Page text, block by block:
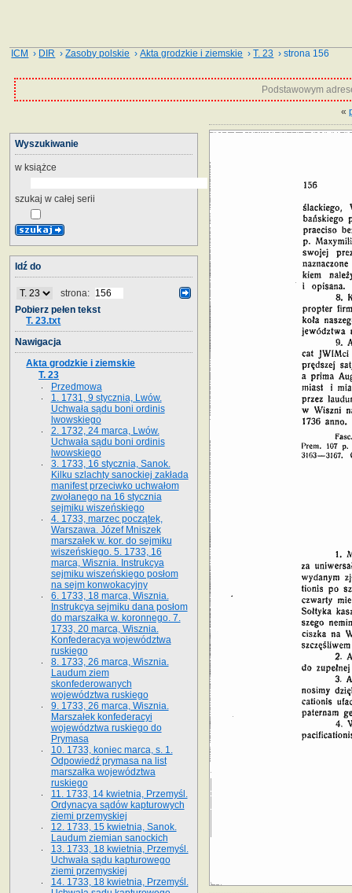
ICM › DIR ›Zasoby polskie ›Akta grodzkie i ziemskie ›T. 23 › strona 156
Podstawowym
«
Wyszukiwanie
w książce
szukaj w całej serii
Idź do
strona:
Pobierz pełen tekst
T. 23.txt
Nawigacja
Akta grodzkie i ziemskie
T. 23
Przedmowa
1. 1731, 9 stycznia, Lwów.
Uchwała sądu boni ordinis
lwowskiego
2. 1732, 24 marca, Lwów.
Uchwała sądu boni ordinis
lwowskiego
3. 1733, 16 stycznia, Sanok.
Kilku szlachty sanockiej zakłada
manifest przeciwko uchwałom
zwołanego na 16 stycz­nia
sejmiku wiszeńskiego
4. 1733, marzec początek,
Warszawa. Józef Mniszek
marszałek w. kor. do sejmiku
wiszeńskiego. 5. 1733, 16
marca, Wisznia. Instrukcya
sejmiku wiszeńskiego posłom
na sejm konwokacyjny
6. 1733, 18 marca, Wisznia.
Instrukcya sejmiku dana posłom
do marszałka w. koronnego. 7.
1733, 20 marca, Wisznia.
Konfederacya województwa
ruskiego
8. 1733, 26 marca, Wisznia.
Laudum ziem
skonfederowanych
województwa ruskiego
9. 1733, 26 marca, Wisznia.
Marszałek konfederacyi
województwa ruskiego do
Prymasa
10. 1733, koniec marca, s. 1.
Odpowiedź prymasa na list
marszałka województwa
ruskiego
11. 1733, 14 kwietnia, Przemyśl.
Ordynacya sądów kapturowych
ziemi przemyskiej
12. 1733, 15 kwietnia, Sanok.
Laudum ziemian sanockich
13. 1733, 18 kwietnia, Przemyśl.
Uchwała sądu kapturowego
ziemi przemyskiej
14. 1733, 18 kwietnia, Przemyśl.